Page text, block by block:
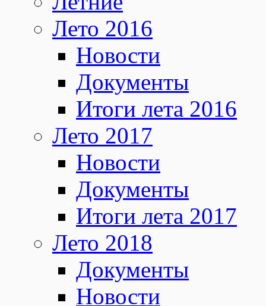
Лето 2016
Новости
Документы
Итоги лета 2016
Лето 2017
Новости
Документы
Итоги лета 2017
Лето 2018
Документы
Новости